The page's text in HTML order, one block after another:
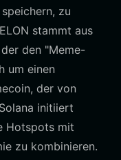
zu
stammt aus
den "Meme-
um einen
der von
initiiert
Hotspots mit
zu kombinieren.